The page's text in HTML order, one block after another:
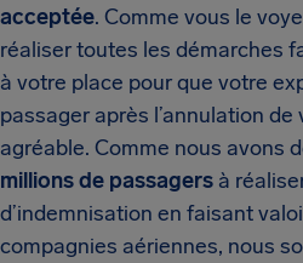
acceptée. Comme vous le
réaliser toutes les démarches
à votre place pour que votre
passager après l’annulation
agréable. Comme nous avons
millions de passagers à
d’indemnisation en faisant
compagnies aériennes, nous